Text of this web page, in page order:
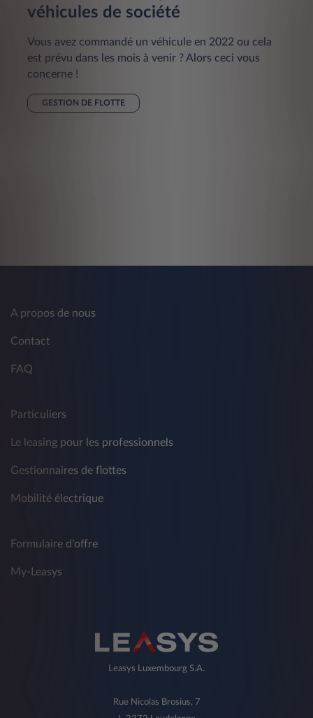
véhicules de société
Vous avez commandé un véhicule en 2022 ou cela
est prévu dans les mois à venir ? Alors ceci vous
concerne !
GESTION DE FLOTTE
A propos de nous
Contact
FAQ
Particuliers
Le leasing pour les professionnels
Gestionnaires de flottes
Mobilité électrique
Formulaire d'offre
My-Leasys
Leasys Luxembourg S.A.
Rue Nicolas Brosius, 7